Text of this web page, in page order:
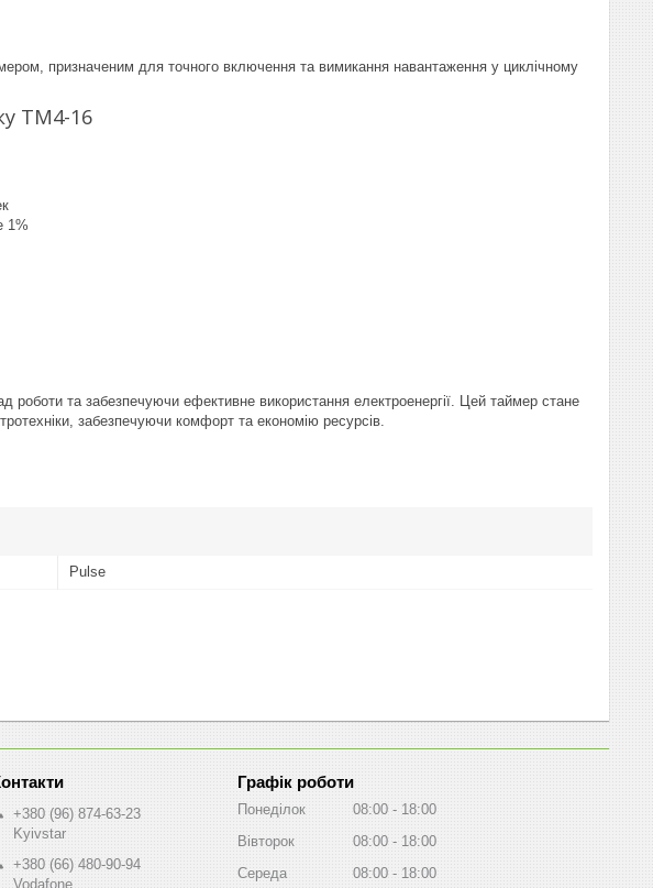
призначеним для точного включення та вимикання навантаження у циклічному
ТМ4-16
1%
та забезпечуючи ефективне використання електроенергії. Цей таймер стане
забезпечуючи комфорт та економію ресурсів.
Pulse
+380 (96) 874-63-23
Kyivstar
+380 (66) 480-90-94
Vodafone
Графік роботи
Понеділок 08:00
18:00
Вівторок
08:00
18:00
Середа
08:00 18:00